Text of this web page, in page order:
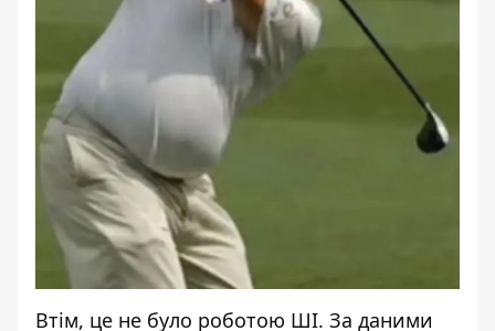
Втім, це не було роботою ШІ. За даними